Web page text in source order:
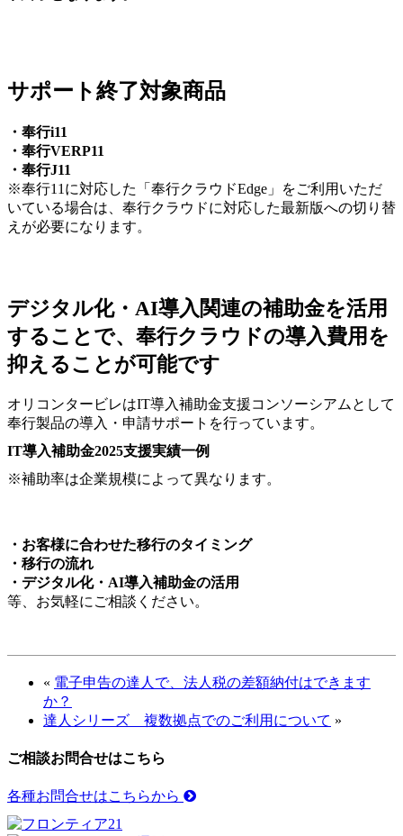
サポート終了対象商品
・奉行i11
・奉行VERP11
・奉行J11
※奉行11に対応した「奉行クラウドEdge」をご利用いただ
いている場合は、奉行クラウドに対応した最新版への切り替
えが必要になります。
デジタル化・AI導入関連の補助金を活用
することで、奉行クラウドの導入費用を
抑えることが可能です
オリコンタービレはIT導入補助金支援コンソーシアムとして
奉行製品の導入・申請サポートを行っています。
IT導入補助金2025支援実績一例
※補助率は企業規模によって異なります。
・お客様に合わせた移行のタイミング
・移行の流れ
・デジタル化・AI導入補助金の活用
等、お気軽にご相談ください。
« 電子申告の達人で、法人税の差額納付はできます
か？
達人シリーズ 複数拠点でのご利用について »
ご相談お問合せはこちら
各種お問合せはこちらから